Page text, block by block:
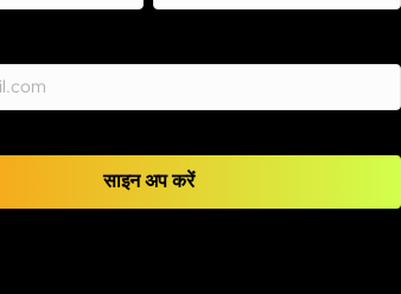
साइन अप करें